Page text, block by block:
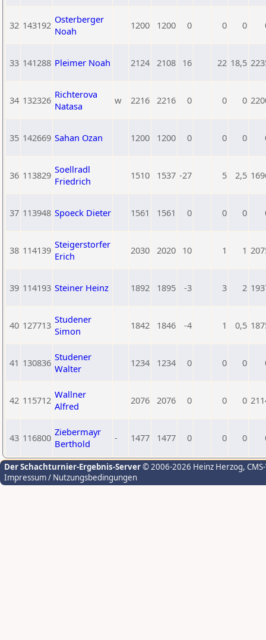
32 143192 Osterberger
Noah
1200 1200 0 0 0
33 141288 Pleimer Noah 2124 2108 16 22 18,5
34 132326 Richterova
Natasa
w 2216 2216 0 0 0
35 142669 Sahan Ozan 1200 1200 0 0 0
36 113829 Soellradl
Friedrich
1510 1537 -27 5 2,5
37 113948 Spoeck Dieter 1561 1561 0 0 0
38 114139 Steigerstorfer
Erich
2030 2020 10 1 1
39 114193 Steiner Heinz 1892 1895 -3 3 2
40 127713 Studener
Simon
1842 1846 -4 1 0,5
41 130836 Studener
Walter
1234 1234 0 0 0
42 115712 Wallner
Alfred
2076 2076 0 0 0
43 116800 Ziebermayr
Berthold
- 1477 1477 0 0 0
Der Schachturnier-Ergebnis-Server© 2006-2026 Heinz Herzog,
Impressum / Nutzungsbedingungen